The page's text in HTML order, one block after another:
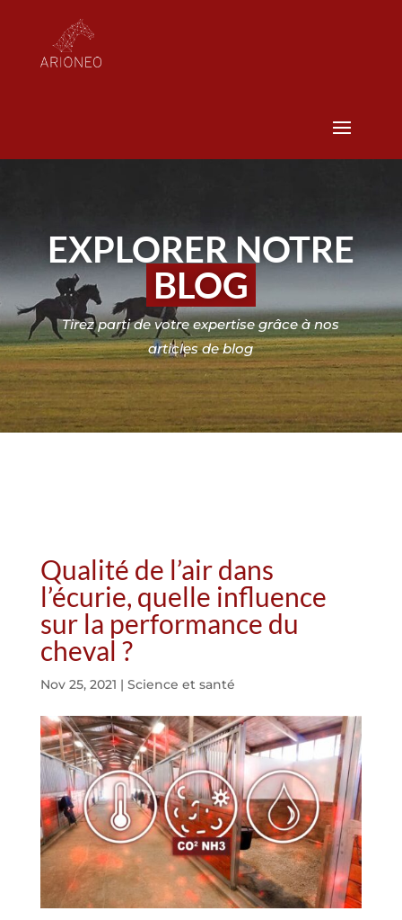
EXPLORER NOTRE
BLOG
Tirez parti de votre expertise grâce à nos
articles de blog
Qualité de l’air dans
l’écurie, quelle influence
sur la performance du
cheval ?
Nov 25, 2021 | Science et santé